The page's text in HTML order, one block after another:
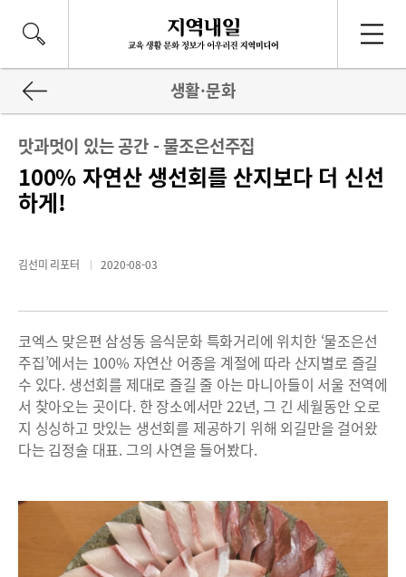
생활·문화
맛과멋이 있는 공간 - 물조은선주집
100% 자연산 생선회를 산지보다 더 신선
하게!
김선미 리포터 2020-08-03
코엑스 맞은편 삼성동 음식문화 특화거리에 위치한 ‘물조은선
주집’에서는 100% 자연산 어종을 계절에 따라 산지별로 즐길
수 있다. 생선회를 제대로 즐길 줄 아는 마니아들이 서울 전역에
서 찾아오는 곳이다. 한 장소에서만 22년, 그 긴 세월동안 오로
지 싱싱하고 맛있는 생선회를 제공하기 위해 외길만을 걸어왔
다는 김정술 대표. 그의 사연을 들어봤다.